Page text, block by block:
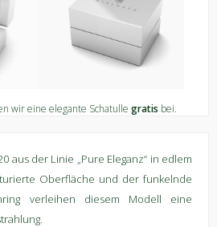
wir eine elegante Schatulle gratis bei.
aus der Linie „Pure Eleganz“ in edlem
Oberfläche und der funkelnde
verleihen diesem Modell eine